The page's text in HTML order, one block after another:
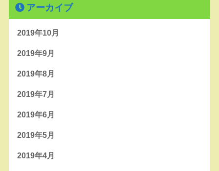
アーカイブ
2019年10月
2019年9月
2019年8月
2019年7月
2019年6月
2019年5月
2019年4月